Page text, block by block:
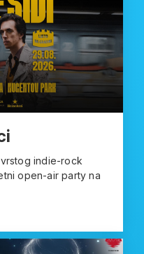
indie-rock
open-air party na